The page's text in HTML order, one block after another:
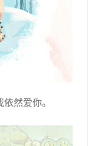
然爱你。